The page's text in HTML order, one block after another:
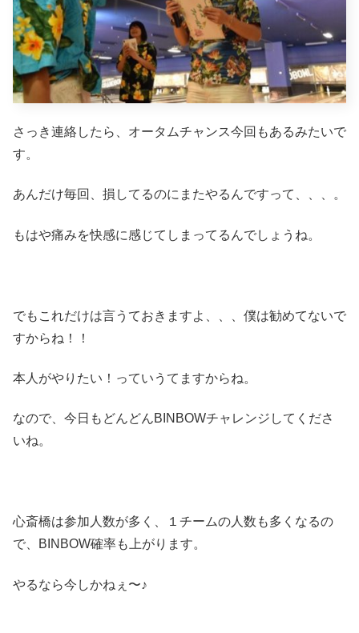
さっき連絡したら、オータムチャンス今回もあるみたいで
す。
あんだけ毎回、損してるのにまたやるんですって、、、。
もはや痛みを快感に感じてしまってるんでしょうね。
でもこれだけは言うておきますよ、、、僕は勧めてないで
すからね！！
本人がやりたい！っていうてますからね。
なので、今日もどんどんBINBOWチャレンジしてくださ
いね。
心斎橋は参加人数が多く、１チームの人数も多くなるの
で、BINBOW確率も上がります。
やるなら今しかねぇ〜♪